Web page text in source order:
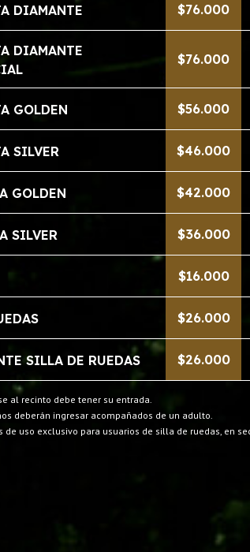
DIAMANTE $76.000
DIAMANTE
$76.000
GOLDEN $56.000
SILVER $46.000
GOLDEN $42.000
SILVER $36.000
$16.000
$26.000
SILLA DE RUEDAS $26.000
al recinto debe tener su entrada.
deberán ingresar acompañados de un adulto.
de uso exclusivo para usuarios de silla de ruedas, en